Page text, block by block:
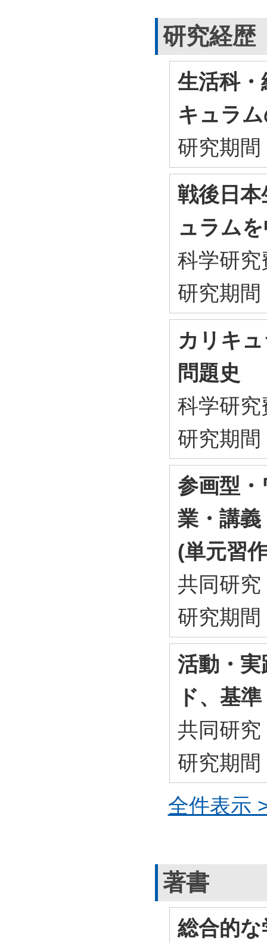
研究経歴
生活科
キュラ
研究期間
戦後日
ュラム
科学研
研究期間
カリキ
問題史
科学研
研究期間
参画型
業・講
(単元習
共同研
研究期間
活動・
ド、基
共同研
研究期間
全件表示
著書
総合的